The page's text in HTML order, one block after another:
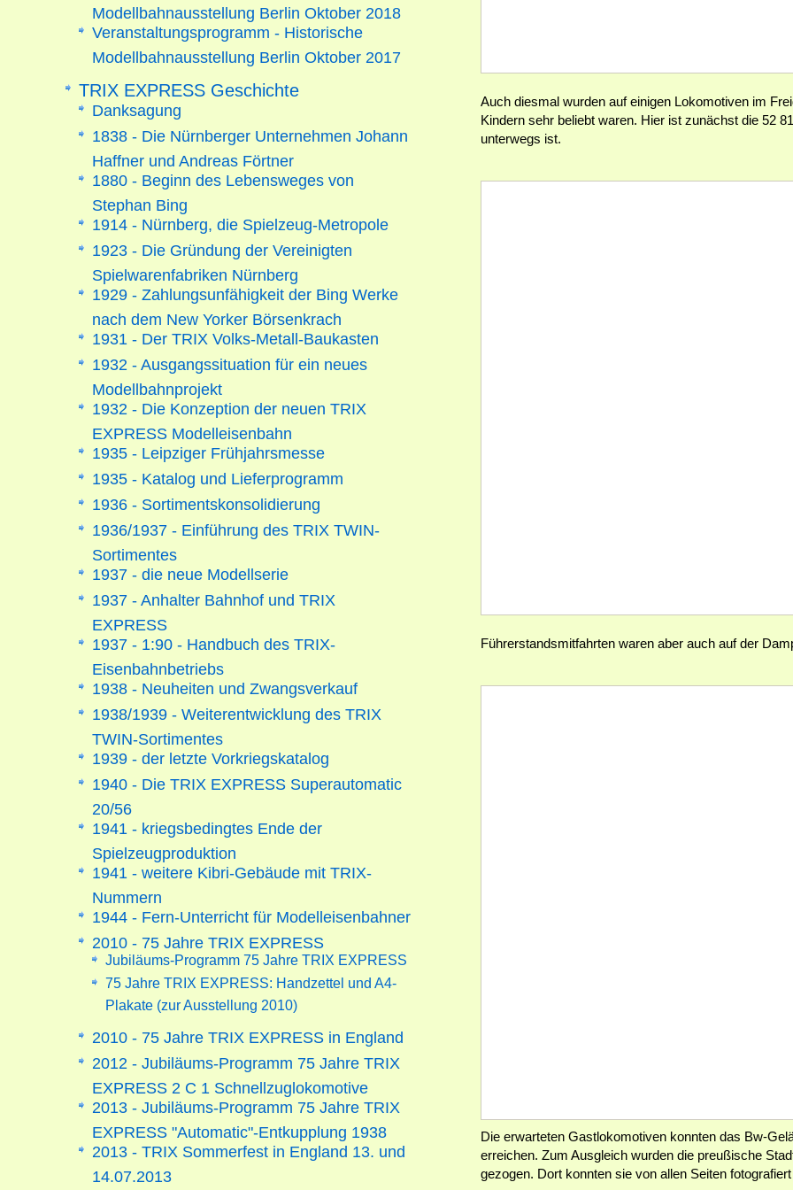
Auch diesmal wurden auf einigen Lokomotiven im
Kindern sehr beliebt waren. Hier ist zunächst die 52
unterwegs ist.
Führerstandsmitfahrten waren aber auch auf der
Die erwarteten Gastlokomotiven konnten das Bw-
erreichen. Zum Ausgleich wurden die preußische
gezogen. Dort konnten sie von allen Seiten
Modellbahnausstellung Berlin Oktober 2018
Veranstaltungsprogramm - Historische
Modellbahnausstellung Berlin Oktober 2017
TRIX EXPRESS Geschichte
Danksagung
1838 - Die Nürnberger Unternehmen Johann
Haffner und Andreas Förtner
1880 - Beginn des Lebensweges von
Stephan Bing
1914 - Nürnberg, die Spielzeug-Metropole
1923 - Die Gründung der Vereinigten
Spielwarenfabriken Nürnberg
1929 - Zahlungsunfähigkeit der Bing Werke
nach dem New Yorker Börsenkrach
1931 - Der TRIX Volks-Metall-Baukasten
1932 - Ausgangssituation für ein neues
Modellbahnprojekt
1932 - Die Konzeption der neuen TRIX
EXPRESS Modelleisenbahn
1935 - Leipziger Frühjahrsmesse
1935 - Katalog und Lieferprogramm
1936 - Sortimentskonsolidierung
1936/1937 - Einführung des TRIX TWIN-
Sortimentes
1937 - die neue Modellserie
1937 - Anhalter Bahnhof und TRIX
EXPRESS
1937 - 1:90 - Handbuch des TRIX-
Eisenbahnbetriebs
1938 - Neuheiten und Zwangsverkauf
1938/1939 - Weiterentwicklung des TRIX
TWIN-Sortimentes
1939 - der letzte Vorkriegskatalog
1940 - Die TRIX EXPRESS Superautomatic
20/56
1941 - kriegsbedingtes Ende der
Spielzeugproduktion
1941 - weitere Kibri-Gebäude mit TRIX-
Nummern
1944 - Fern-Unterricht für Modelleisenbahner
2010 - 75 Jahre TRIX EXPRESS
Jubiläums-Programm 75 Jahre TRIX EXPRESS
75 Jahre TRIX EXPRESS: Handzettel und A4-
Plakate (zur Ausstellung 2010)
2010 - 75 Jahre TRIX EXPRESS in England
2012 - Jubiläums-Programm 75 Jahre TRIX
EXPRESS 2 C 1 Schnellzuglokomotive
2013 - Jubiläums-Programm 75 Jahre TRIX
EXPRESS "Automatic"-Entkupplung 1938
2013 - TRIX Sommerfest in England 13. und
14.07.2013